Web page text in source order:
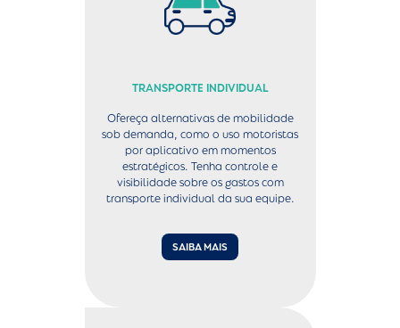
TRANSPORTE INDIVIDUAL
Ofereça alternativas de mobilidade
sob demanda, como o uso motoristas
por aplicativo em momentos
estratégicos. Tenha controle e
visibilidade sobre os gastos com
transporte individual da sua equipe.
SAIBA MAIS